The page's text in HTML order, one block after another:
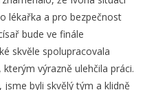
lékařka a pro bezpečnost
bude ve finále
skvěle spolupracovala
výrazně ulehčila práci.
byli skvělý tým a klidně